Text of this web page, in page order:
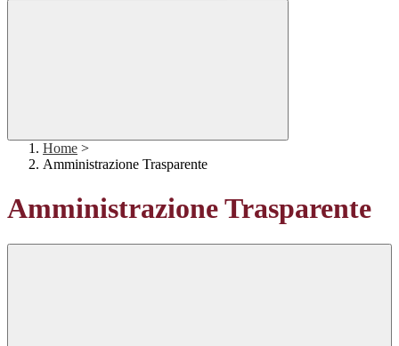
Home >
Amministrazione Trasparente
Amministrazione Trasparente